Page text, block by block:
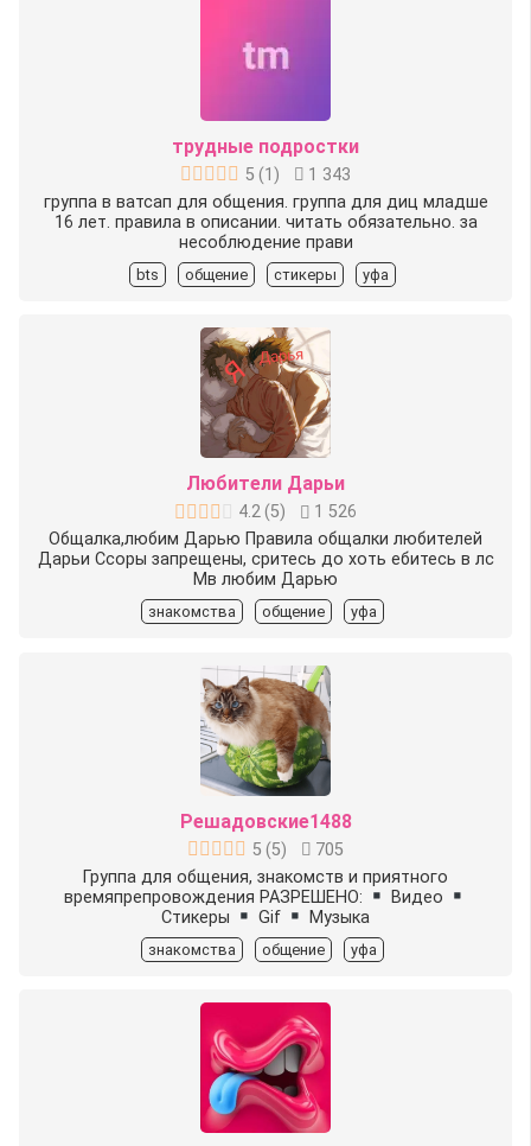
трудные подростки
5 (1 )
1 343
группа в ватсап для общения. группа для диц младше
16 лет. правила в описании. читать обязательно. за
несоблюдение прави
bts общение стикеры уфа
Любители Дарьи
4.2(5)
1 526
Общалка,любим Дарью Правила общалки любителей
Дарьи Ссоры запрещены, сритесь до хоть ебитесь в лс
Мв любим Дарью
знакомства общение уфа
Решадовские1488
5 (5)
705
Группа для общения, знакомств и приятного
времяпрепровождения РАЗРЕШЕНО:
Видео
Стикеры
Gif Музыка
знакомства общение уфа